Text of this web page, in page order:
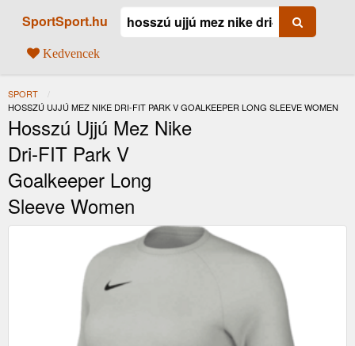
SportSport.hu
Kedvencek
SPORT
JELENLEGI:
HOSSZÚ UJJÚ MEZ NIKE DRI-FIT PARK V GOALKEEPER LONG SLEEVE WOMEN
Hosszú Ujjú Mez Nike
Dri-FIT Park V
Goalkeeper Long
Sleeve Women